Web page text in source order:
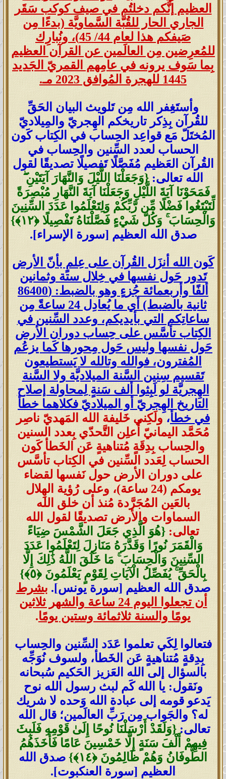
العظيم إنَّكم دخلتُم في صيف كوكب سَقَر
الجاري الحار للقُبَّة السَّماويَّة (بدءًا مِن
صَيفكم هذا لعام 44/ 45)، ونُبارِك
للمُعرِضين مِن العالَمين عن القرآن العظيم
بِما سَوف يرونه في عامِهم القمريّ الجَديد
1445 للهجرة المُوافق 2023 مـ.
وأستَغِفر الله مِن تَلويث البيان الحَقِّ
للقُرآن بِذِكر تاريخكم الهِجريّ والمِيلاديّ
المُختَلّ مَع قواعِد الحِساب في الكِتاب كَون
الحساب لعدد السِّنين والحِساب في
القُرآن العَظيم مُفَصَّلًا تَفصيلًا تصديقًا لقول
الله تعالى:{وَجَعَلْنَا اللَّيْلَ وَالنَّهَارَ آيَتَيْنِ ۖ
فَمَحَوْنَا آيَةَ اللَّيْلِ وَجَعَلْنَا آيَةَ النَّهَارِ مُبْصِرَةً
لِّتَبْتَغُوا فَضْلًا مِّن رَّبِّكُمْ وَلِتَعْلَمُوا عَدَدَ السِّنِينَ
وَالْحِسَابَ ۚ وَكُلَّ شَيْءٍ فَصَّلْنَاهُ تَفْصِيلًا ‎﴿١٢﴾‏}
صدق الله العظيم [سورة الإسراء].
كَون الله أنزَل القُرآن على عِلمٍ بأنّ الأرض
تَدور حَول نفسها في خِلال ستة وثمانين
ألفًا وأربعمائة جُزءٍ وهو بالضبط: (86400
ثانية بالضبط) أي ما يُعادِل 24 ساعةً مِن
ساعاتِكم التي بأيديكم، وعدد السِّنين في
الكِتاب تأسَّس على حِساب دوران الأرض
حَول نفسها وليس حَول مِحورها كَما يزعُم
المُفترون، فوالله وتالله لا يَستطيعون
تَقسيم سِنين السَّنة الميلاديَّة ولا السَّنة
الهِجريَّة لو لَبِثوا ألف سَنةٍ لِمحاولة إصلاح
التاريخ الهِجريّ أو الميلاديّ فكلاهما خطأ
في خطأ، ولَكِني خَليفة الله المَهديّ ناصِر
مُحَمَّد اليمانيّ أُعلِن التَّحدّي بِعدد السنين
والحِساب بِدِقَةٍ مُتناهيةٍ عَن الخَطأ كَون
الحساب لِعَدد السِّنين في الكِتاب تأسَّس
على دوران الأرض حول نَفسها لقضاء
يومكم (24 ساعة)، وعلى رُؤية الهِلال
بالعَين المُجَرَّدة مُنذ أن خلق الله
السماوات والأرض تصديقًا لقول الله
تعالى: {هُوَ الَّذِي جَعَلَ الشَّمْسَ ضِيَاءً
وَالْقَمَرَ نُورًا وَقَدَّرَهُ مَنَازِلَ لِتَعْلَمُوا عَدَدَ
السِّنِينَ وَالْحِسَابَ ۚ مَا خَلَقَ اللَّهُ ذَٰلِكَ إِلَّا
بِالْحَقِّ ۚ يُفَصِّلُ الْآيَاتِ لِقَوْمٍ يَعْلَمُونَ ‎﴿٥﴾‏}
صدق الله العظيم [سورة يونس]. بشرط
أن تجعلوا اليوم 24 ساعة والشهر ثلاثين
يومًا والسنة ثلاثمائة وستين يومًا.
فتعالوا لِكَي تعلموا عَدَد السِّنين والحِساب
بِدِقةٍ مُتناهيةٍ عَن الخَطأ، ولسوف نُوَجِّه
بالسؤال إلى الله العَزيز الحَكيم سُبحانه
ونَقول: يا الله كَم لبث رسول الله نوح
يَدعو قومه إلى عبادة الله وَحده لا شريك
له؟ والجَواب مِن رَبِّ العالَمين؛ قال الله
تعالى:{وَلَقَدْ أَرْسَلْنَا نُوحًا إِلَىٰ قَوْمِهِ فَلَبِثَ
فِيهِمْ أَلْفَ سَنَةٍ إِلَّا خَمْسِينَ عَامًا فَأَخَذَهُمُ
الطُّوفَانُ وَهُمْ ظَالِمُونَ ‎﴿١٤﴾‏}
صدق الله
العظيم [سورة العنكبوت].